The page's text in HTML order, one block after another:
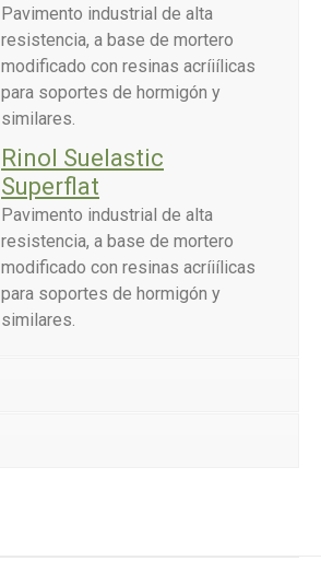
Pavimento industrial de alta
resistencia, a base de mortero
modificado con resinas acríiílicas
para soportes de hormigón y
similares.
Rinol Suelastic
Superflat
Pavimento industrial de alta
resistencia, a base de mortero
modificado con resinas acríiílicas
para soportes de hormigón y
similares.